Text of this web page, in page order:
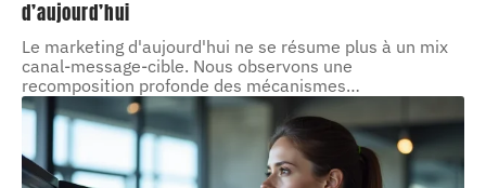
d’aujourd’hui
Le marketing d'aujourd'hui ne se résume plus à un mix
canal-message-cible. Nous observons une
recomposition profonde des mécanismes…